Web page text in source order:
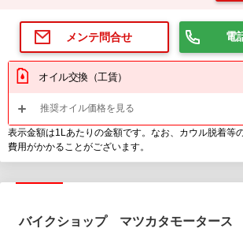
メンテ問合せ 電
オイル交換（工賃）
推奨オイル価格を見る
表示金額は1Lあたりの金額です。なお、カウル脱着等
費用がかかることがございます。
バイクショップ マツカタモータース